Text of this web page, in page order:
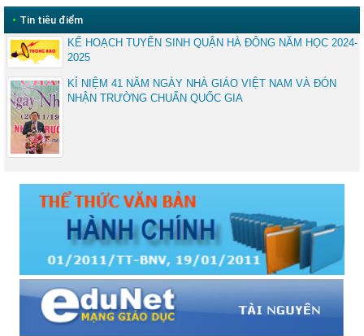
• Tin tiêu điểm
KẾ HOẠCH TUYỂN SINH QUẬN HÀ ĐÔNG NĂM HỌC 2024-
2025
KỈ NIỆM 41 NĂM NGÀY NHÀ GIÁO VIỆT NAM VÀ ĐÓN
NHẬN TRƯỜNG CHUẨN QUỐC GIA